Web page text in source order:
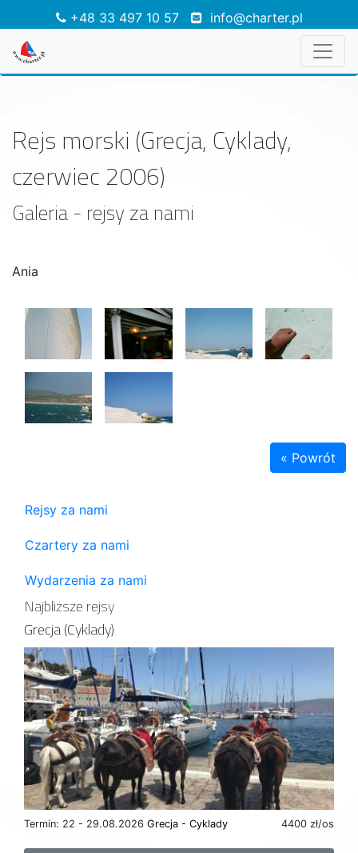
+48 33 497 10 57 info@charter.pl
Rejs morski (Grecja, Cyklady,
czerwiec 2006)
Galeria - rejsy za nami
Ania
« Powrót
Rejsy za nami
Czartery za nami
Wydarzenia za nami
Najbliższe rejsy
Grecja (Cyklady)
Termin: 22 - 29.08.2026 4400 zł/os
Grecja - Cyklady